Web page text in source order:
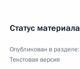
Статус материала
Опубликован в разделе:
Текстовая версия